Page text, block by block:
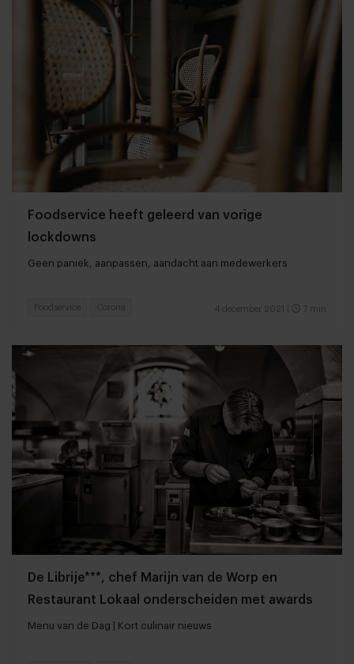
Foodservice heeft geleerd van vorige
lockdowns
Geen paniek, aanpassen, aandacht aan medewerkers
4 december 2021 7 min
Foodservice Corona
De Librije***, chef Marijn van de Worp en
Restaurant Lokaal onderscheiden met awards
Menu van de Dag | Kort culinair nieuws